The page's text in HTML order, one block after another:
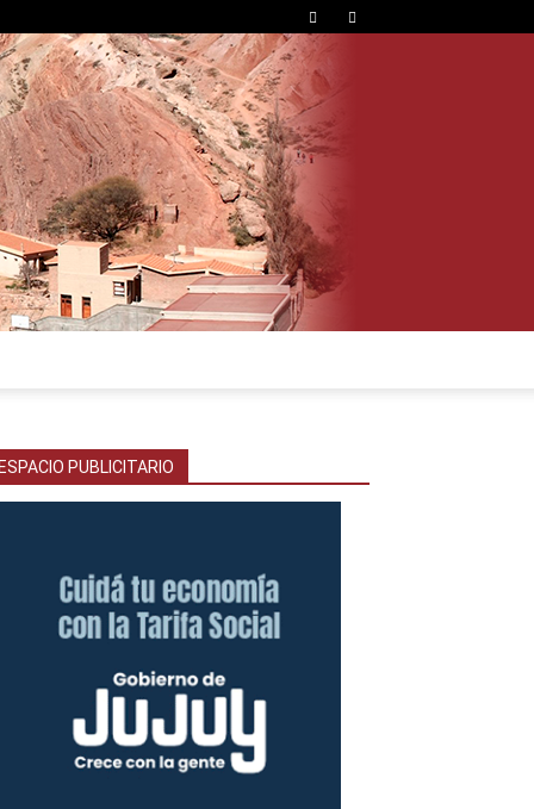
ESPACIO PUBLICITARIO